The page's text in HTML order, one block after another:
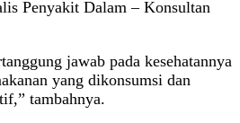
Penyakit Dalam – Konsultan
jawab pada kesehatannya
yang dikonsumsi dan
tambahnya.